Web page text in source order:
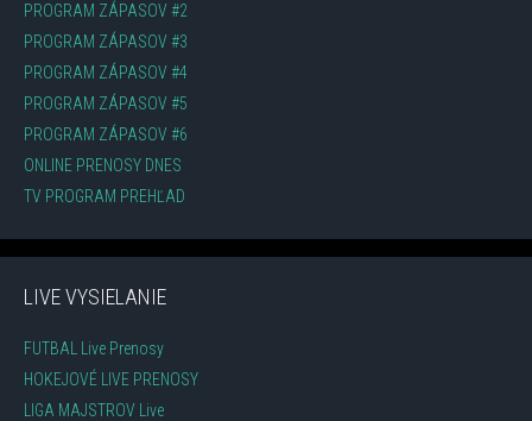
PROGRAM ZÁPASOV #2
PROGRAM ZÁPASOV #3
PROGRAM ZÁPASOV #4
PROGRAM ZÁPASOV #5
PROGRAM ZÁPASOV #6
ONLINE PRENOSY DNES
TV PROGRAM PREHĽAD
LIVE VYSIELANIE
FUTBAL Live Prenosy
HOKEJOVÉ LIVE PRENOSY
LIGA MAJSTROV Live